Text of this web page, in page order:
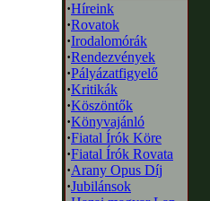
·Híreink
·Rovatok
·Irodalomórák
·Rendezvények
·Pályázatfigyelő
·Kritikák
·Köszöntők
·Könyvajánló
·Fiatal Írók Köre
·Fiatal Írók Rovata
·Arany Opus Díj
·Jubilánsok